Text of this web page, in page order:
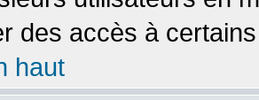
des accès à
haut